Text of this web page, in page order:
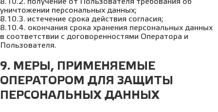
уничтожении персональных данных;
8.10.3. истечение срока действия согласия;
8.10.4. окончания срока хранения персональных данных
в соответствии с договоренностями Оператора и
Пользователя.
9. МЕРЫ, ПРИМЕНЯЕМЫЕ
ОПЕРАТОРОМ ДЛЯ ЗАЩИТЫ
ПЕРСОНАЛЬНЫХ ДАННЫХ